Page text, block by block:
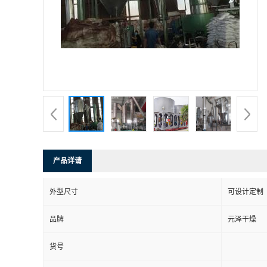
产品详请
外型尺寸 可设计定制
品牌 元泽干燥
货号